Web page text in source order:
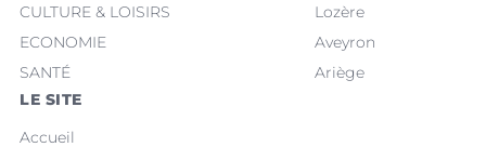
CULTURE & LOISIRS
ECONOMIE
SANTÉ
Lozère
Aveyron
Ariège
LE SITE
Accueil